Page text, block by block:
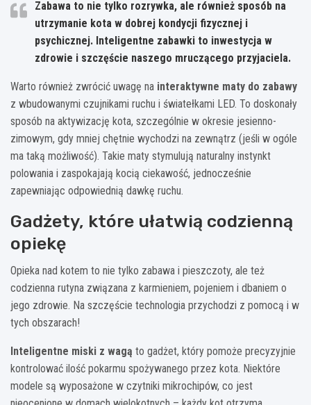
Zabawa to nie tylko rozrywka, ale również sposób na
utrzymanie kota w dobrej kondycji fizycznej i
psychicznej. Inteligentne zabawki to inwestycja w
zdrowie i szczęście naszego mruczącego przyjaciela.
Warto również zwrócić uwagę na interaktywne maty do zabawy
z wbudowanymi czujnikami ruchu i światełkami LED. To doskonały
sposób na aktywizację kota, szczególnie w okresie jesienno-
zimowym, gdy mniej chętnie wychodzi na zewnątrz (jeśli w ogóle
ma taką możliwość). Takie maty stymulują naturalny instynkt
polowania i zaspokajają kocią ciekawość, jednocześnie
zapewniając odpowiednią dawkę ruchu.
Gadżety, które ułatwią codzienną
opiekę
Opieka nad kotem to nie tylko zabawa i pieszczoty, ale też
codzienna rutyna związana z karmieniem, pojeniem i dbaniem o
jego zdrowie. Na szczęście technologia przychodzi z pomocą i w
tych obszarach!
Inteligentne miski z wagą to gadżet, który pomoże precyzyjnie
kontrolować ilość pokarmu spożywanego przez kota. Niektóre
modele są wyposażone w czytniki mikrochipów, co jest